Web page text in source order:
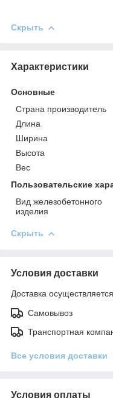
Скрыть
Характеристики
Основные
Страна производитель
Длина
Ширина
Высота
Вес
Пользовательские
Вид железобетонного
изделия
Скрыть
Условия доставки
Доставка
Самовывоз
Транспортная
Все условия доставки
Условия оплаты